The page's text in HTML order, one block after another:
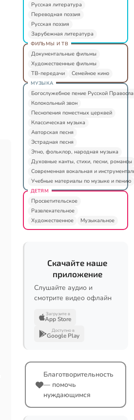
Русская литература
Переводная поэзия
Русская поэзия
Зарубежная литература
ФИЛЬМЫ И ТВ
Документальные фильмы
Художественные фильмы
ТВ-передачи
Семейное кино
МУЗЫКА
Богослужебное пение Русской
Колокольный звон
Песнопения поместных церквей
Классическая музыка
Авторская песня
Эстрадная песня
Этно, фольклор, народная музыка
Духовные канты, стихи, песни, романсы
Современная вокальная и
Учебные материалы по музыке и пению
ДЕТЯМ
Просветительское
Развлекательное
Художественное
Музыкальное
Скачайте наше
приложение
Слушайте аудио и
смотрите видео офлайн
Загрузите в
App Store
Доступно в
Google Play
Благотворительность
— помочь
нуждающимся